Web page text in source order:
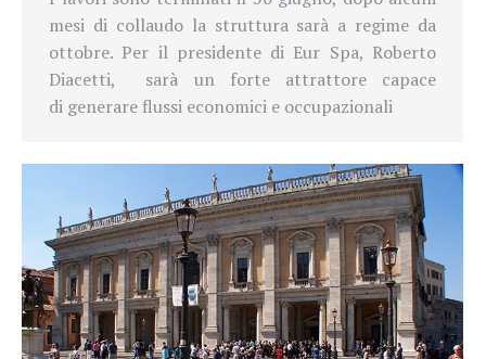
mesi di collaudo la struttura sarà a regime da
ottobre. Per il presidente di Eur Spa, Roberto
Diacetti,
sarà un forte attrattore capace
di generare flussi economici e occupazionali